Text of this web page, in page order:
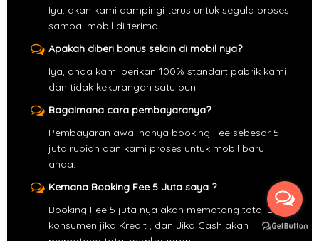
Iya, akan kami dampingi terus untuk segala proses
sampai mobil di terima .
Apakah diberi bonus selain di mobil nya?
Iya, anda kami berikan 100% standart pabrik kami
dan tidak kekurangan satu pun.
Bagaimana cara pembayaranya?
Pembayaran awal hanya booking Fee sebesar 5
juta rupiah dan kami proses untuk mobil baru
anda.
Kemana Booking Fee 5 Juta saya ?
Booking Fee 5 juta nya akan memotong total DP
konsumen jika Kredit , dan Jika Cash akan